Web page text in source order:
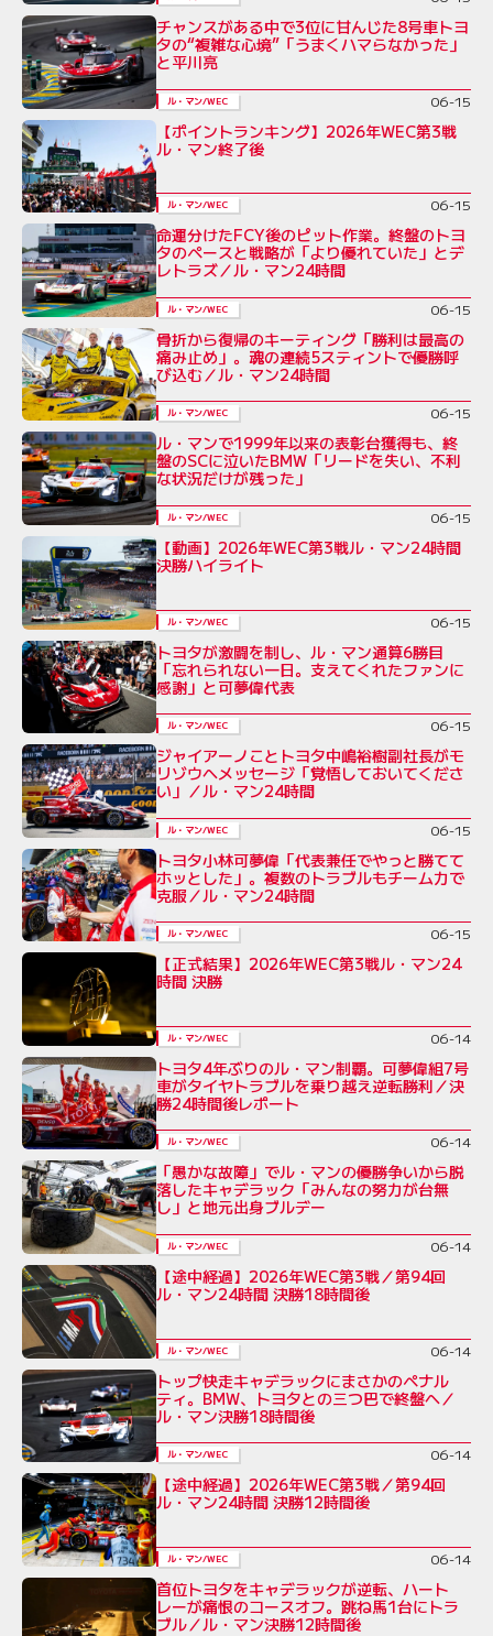
チャンスがある中で3位に甘んじた8号車トヨ
タの“複雑な心境”「うまくハマらなかった」
と平川亮
ル・マン/WEC 06-15
【ポイントランキング】2026年WEC第3戦
ル・マン終了後
ル・マン/WEC 06-15
命運分けたFCY後のピット作業。終盤のトヨ
タのペースと戦略が「より優れていた」とデ
レトラズ／ル・マン24時間
ル・マン/WEC 06-15
骨折から復帰のキーティング「勝利は最高の
痛み止め」。魂の連続5スティントで優勝呼
び込む／ル・マン24時間
ル・マン/WEC 06-15
ル・マンで1999年以来の表彰台獲得も、終
盤のSCに泣いたBMW「リードを失い、不利
な状況だけが残った」
ル・マン/WEC 06-15
【動画】2026年WEC第3戦ル・マン24時間
決勝ハイライト
ル・マン/WEC 06-15
トヨタが激闘を制し、ル・マン通算6勝目
「忘れられない一日。支えてくれたファンに
感謝」と可夢偉代表
ル・マン/WEC 06-15
ジャイアーノことトヨタ中嶋裕樹副社長がモ
リゾウへメッセージ「覚悟しておいてくださ
い」／ル・マン24時間
ル・マン/WEC 06-15
トヨタ小林可夢偉「代表兼任でやっと勝てて
ホッとした」。複数のトラブルもチーム力で
克服／ル・マン24時間
ル・マン/WEC 06-15
【正式結果】2026年WEC第3戦ル・マン24
時間 決勝
ル・マン/WEC 06-14
トヨタ4年ぶりのル・マン制覇。可夢偉組7号
車がタイヤトラブルを乗り越え逆転勝利／決
勝24時間後レポート
ル・マン/WEC 06-14
「愚かな故障」でル・マンの優勝争いから脱
落したキャデラック「みんなの努力が台無
し」と地元出身ブルデー
ル・マン/WEC 06-14
【途中経過】2026年WEC第3戦／第94回
ル・マン24時間 決勝18時間後
ル・マン/WEC 06-14
トップ快走キャデラックにまさかのペナル
ティ。BMW、トヨタとの三つ巴で終盤へ／
ル・マン決勝18時間後
ル・マン/WEC 06-14
【途中経過】2026年WEC第3戦／第94回
ル・マン24時間 決勝12時間後
ル・マン/WEC 06-14
首位トヨタをキャデラックが逆転、ハート
レーが痛恨のコースオフ。跳ね馬1台にトラ
ブル／ル・マン決勝12時間後